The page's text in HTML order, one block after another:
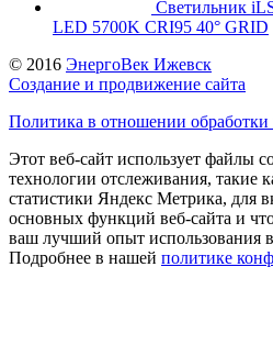
Светильник
LED 5700K CRI95 40° GRID
© 2016 ЭнергоВек Ижевск
Создание и продвижение сайта
Политика в отношении
Этот веб-сайт использует файлы
технологии отслеживания, такие
статистики Яндекс Метрика, для
основных функций веб-сайта и
ваш лучший опыт использования
Подробнее в нашей политике